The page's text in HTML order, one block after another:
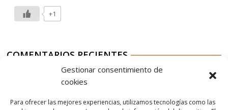
Gestionar consentimiento de
cookies
Para ofrecer las mejores experiencias, utilizamos tecnologías como las
+1
COMENTARIOS RECIENTES
Nordés Vermouth Rojo